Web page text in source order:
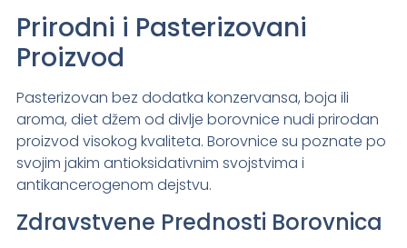
Prirodni i Pasterizovani
Proizvod
Pasterizovan bez dodatka konzervansa, boja ili
aroma, diet džem od divlje borovnice nudi prirodan
proizvod visokog kvaliteta. Borovnice su poznate po
svojim jakim antioksidativnim svojstvima i
antikancerogenom dejstvu.
Zdravstvene Prednosti Borovnica